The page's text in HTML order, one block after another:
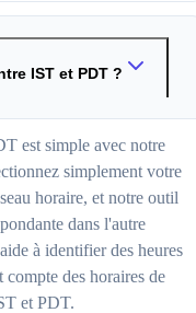
IST et PDT ?
est simple avec notre
simplement votre
horaire, et notre outil
dans l'autre
à identifier des heures
des horaires de
et PDT.